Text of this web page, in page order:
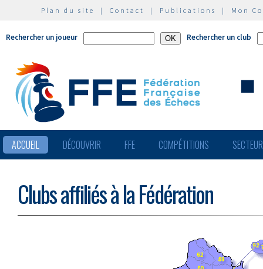
Plan du site | Contact | Publications | Mon
Rechercher un joueur Rechercher un club
ACCUEIL DÉCOUVRIR FFE COMPÉTITIONS
Clubs affiliés à la Fédération